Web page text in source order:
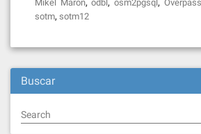
Mikel Maron odbl osm2pgsql
sotm, sotm12
Buscar
Search